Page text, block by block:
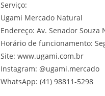
Serviço:
Ugami Mercado Natural
Endereço: Av. Senador Souza
Horário de funcionamento:
Site: www.ugami.com.br
Instagram: @ugami.mercado
WhatsApp: (41) 98811-5298